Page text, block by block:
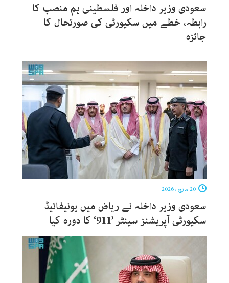
سعودی وزیر داخلہ اور فلسطینی ہم منصب کا
رابطہ، خطے میں سکیورٹی کی صورتحال کا
جائزہ
سعودی وزیر داخلہ نے ریاض میں یونیفائیڈ
سکیورٹی آپریشنز سینٹر ’911‘ کا دورہ کیا